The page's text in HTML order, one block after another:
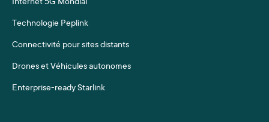
Internet 5G Mondial
Technologie Peplink
Connectivité pour sites distants
Drones et Véhicules autonomes
Enterprise-ready Starlink